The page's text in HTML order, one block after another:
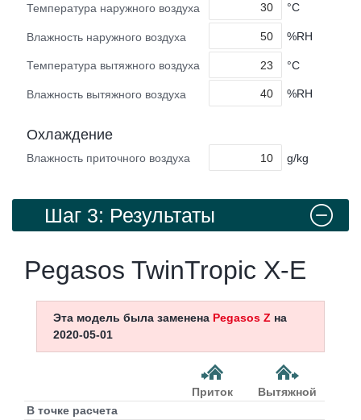
Температура наружного воздуха °C
Влажность наружного воздуха %RH
Температура вытяжного воздуха °C
Влажность вытяжного воздуха %RH
Охлаждение
Влажность приточного воздуха g/kg
Шаг 3: Результаты
Pegasos TwinTropic X-E
Эта модель была заменена Pegasos Z на
2020-05-01
Приток
Вытяжной
В точке расчета